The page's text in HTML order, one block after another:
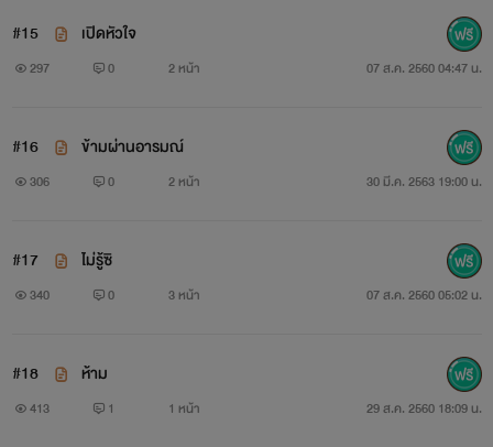
#15 เปิดหัวใจ
297 0 2 หน้า 07 ส.ค. 2560 04:47 น.
#16 ข้ามผ่านอารมณ์
306 0 2 หน้า 30 มี.ค. 2563 19:00 น.
#17 ไม่รู้ซิ
340 0 3 หน้า 07 ส.ค. 2560 05:02 น.
#18 ห้าม
413 1 1 หน้า 29 ส.ค. 2560 18:09 น.